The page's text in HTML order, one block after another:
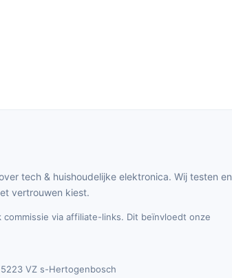
tech & huishoudelijke elektronica. Wij testen en
vertrouwen kiest.
commissie via affiliate-links. Dit beïnvloedt onze
VZ s-Hertogenbosch